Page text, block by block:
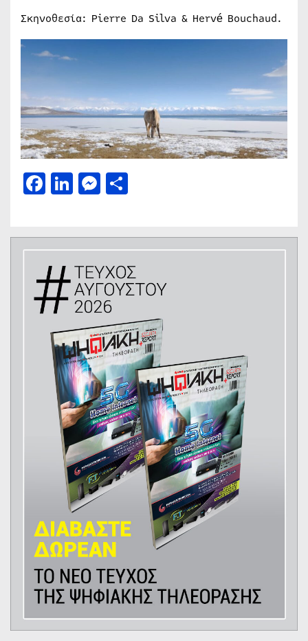
Σκηνοθεσία: Pierre Da Silva & Hervé Bouchaud.
Facebook
LinkedIn
Messenger